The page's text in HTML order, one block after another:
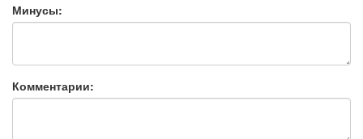
Минусы:
Комментарии: